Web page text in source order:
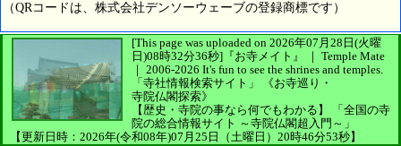
（QRコードは、株式会社デンソーウェーブの登録商標です）
[This page was uploaded on 2026年07月28日(火曜
日)08時32分36秒] 『お寺メイト』 ｜ Temple Mate
｜ 2006-2026 It's fun to see the shrines and temples.
「寺社情報検索サイト」
《お寺巡り・
寺院仏閣探索》
【歴史・寺院の事なら何でもわかる】
「全国の寺
院の総合情報サイト ～寺院仏閣超入門～」
【更新日時：2026年(令和08年)07月25日（土曜日）20時46分53秒】